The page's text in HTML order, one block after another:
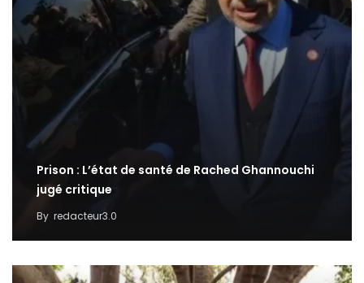
Prison : L’état de santé de Rached Ghannouchi
jugé critique
By redacteur3.0